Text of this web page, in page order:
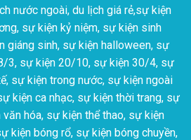
nước ngoài, du lịch giá rẻ,sự kiện
sự kiện kỷ niệm, sự kiện sinh
giáng sinh, sự kiện halloween, sự
3, sự kiện 20/10, sự kiện 30/4, sự
sự kiện trong nước, sự kiện ngoài
kiện ca nhạc, sự kiện thời trang, sự
hóa, sự kiện thể thao, sự kiện
kiện bóng rổ, sự kiện bóng chuyền,